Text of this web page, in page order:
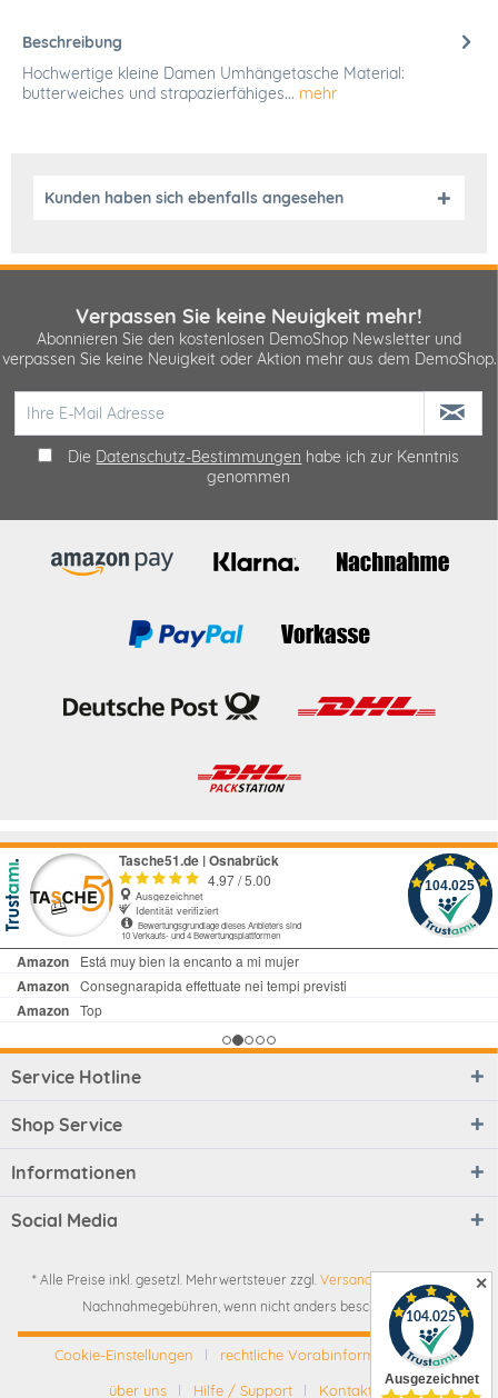
Beschreibung
Hochwertige kleine Damen Umhängetasche Material:
butterweiches und strapazierfähiges... mehr
Kunden haben sich ebenfalls angesehen
✕
Verpassen Sie keine Neuigkeit mehr!
Abonnieren Sie den kostenlosen DemoShop Newsletter und
verpassen Sie keine Neuigkeit oder Aktion mehr aus dem DemoShop.
Die Datenschutz-Bestimmungen habe ich zur Kenntnis
genommen
Service Hotline
Shop Service
Informationen
Social Media
* Alle Preise inkl. gesetzl. Mehrwertsteuer zzgl. Versandkosten
Nachnahmegebühren, wenn nicht anders beschrieben
Cookie-Einstellungen
rechtliche Vorabinformationen
über uns
Hilfe / Support Kontakt